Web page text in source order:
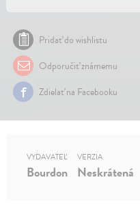
Pridať do wishlistu
Odporučiť známemu
Zdielať na Facebooku
VYDAVATEĽ
Bourdon
VERZIA
Neskrátená